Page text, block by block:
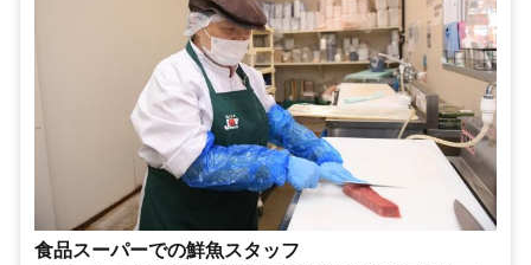
食品スーパーでの鮮魚スタッフ